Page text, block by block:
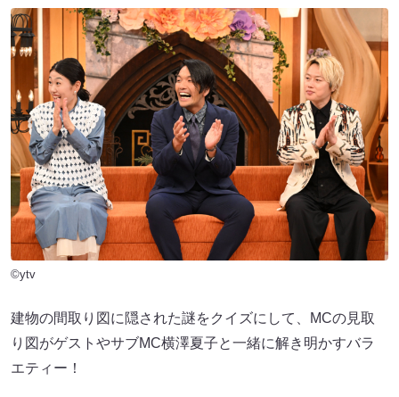
©ytv
建物の間取り図に隠された謎をクイズにして、MCの見取
り図がゲストやサブMC横澤夏子と一緒に解き明かすバラ
エティー！